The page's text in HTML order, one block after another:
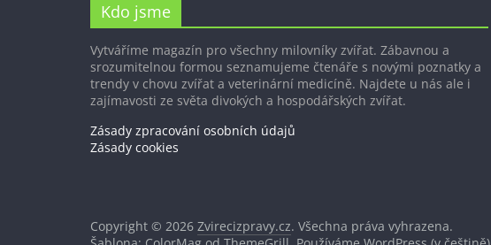
Kdo jsme
Vytváříme magazín pro všechny milovníky zvířat. Zábavnou a
srozumitelnou formou seznamujeme čtenáře s novými poznatky a
trendy v chovu zvířat a veterinární medicíně. Najdete u nás ale i
zajímavosti ze světa divokých a hospodářských zvířat.
Zásady zpracování osobních údajů
Zásady cookies
Copyright © 2026 Zvirecizpravy.cz. Všechna práva vyhrazena.